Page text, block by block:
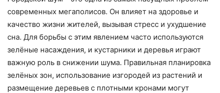
современных мегаполисов. Он влияет на здоровье и
качество жизни жителей, вызывая стресс и ухудшение
сна. Для борьбы с этим явлением часто используются
зелёные насаждения, и кустарники и деревья играют
важную роль в снижении шума. Правильная планировка
зелёных зон, использование изгородей из растений и
размещение деревьев с плотными кронами могут